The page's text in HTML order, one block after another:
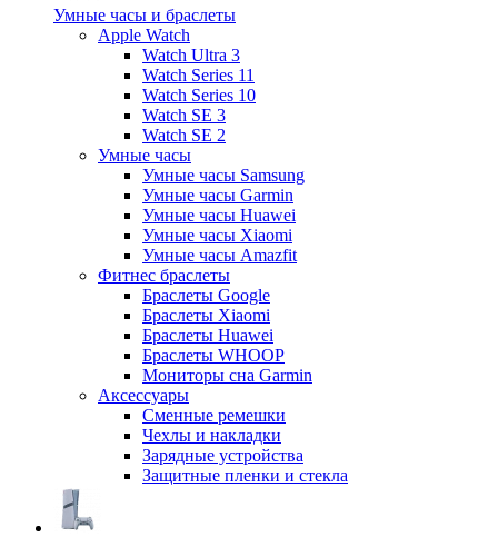
Умные часы и браслеты
Apple Watch
Watch Ultra 3
Watch Series 11
Watch Series 10
Watch SE 3
Watch SE 2
Умные часы
Умные часы Samsung
Умные часы Garmin
Умные часы Huawei
Умные часы Xiaomi
Умные часы Amazfit
Фитнес браслеты
Браслеты Google
Браслеты Xiaomi
Браслеты Huawei
Браслеты WHOOP
Мониторы сна Garmin
Аксессуары
Сменные ремешки
Чехлы и накладки
Зарядные устройства
Защитные пленки и стекла